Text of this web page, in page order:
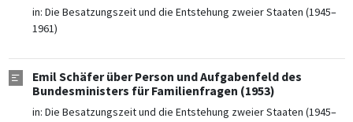
in: Die Besatzungszeit und die Entstehung zweier Staaten (1945–
1961)
Emil Schäfer über Person und Aufgabenfeld des
Bundesministers für Familienfragen (1953)
in: Die Besatzungszeit und die Entstehung zweier Staaten (1945–